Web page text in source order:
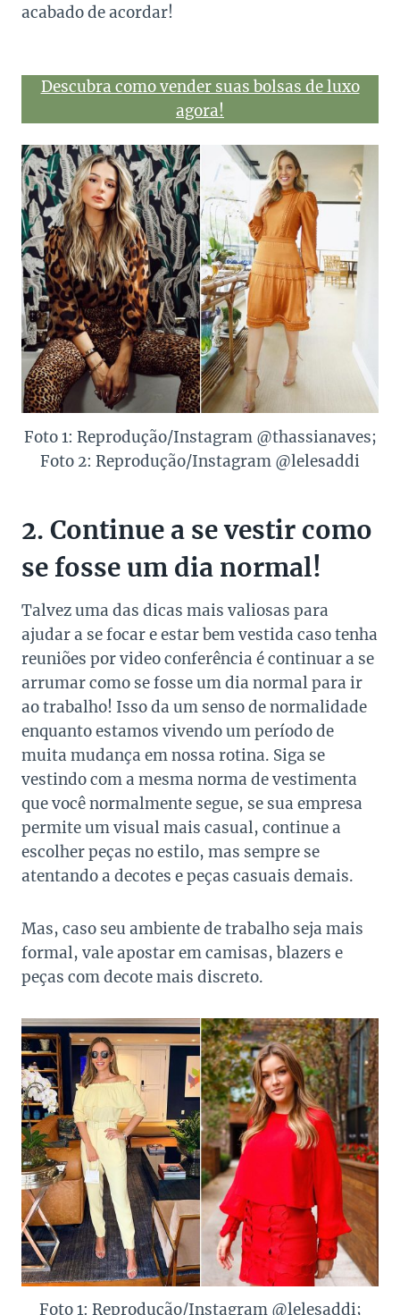
acabado de acordar!
Descubra como vender suas bolsas de luxo
agora!
Foto 1: Reprodução/Instagram @thassianaves;
Foto 2: Reprodução/Instagram @lelesaddi
2. Continue a se vestir como
se fosse um dia normal!
Talvez uma das dicas mais valiosas para
ajudar a se focar e estar bem vestida caso tenha
reuniões por video conferência é continuar a se
arrumar como se fosse um dia normal para ir
ao trabalho! Isso da um senso de normalidade
enquanto estamos vivendo um período de
muita mudança em nossa rotina. Siga se
vestindo com a mesma norma de vestimenta
que você normalmente segue, se sua empresa
permite um visual mais casual, continue a
escolher peças no estilo, mas sempre se
atentando a decotes e peças casuais demais.
Mas, caso seu ambiente de trabalho seja mais
formal, vale apostar em camisas, blazers e
peças com decote mais discreto.
Foto 1: Reprodução/Instagram @lelesaddi;